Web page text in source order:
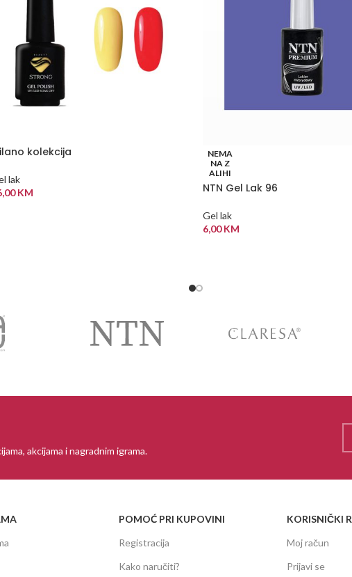
kolekcija
lak
KM
NEMA
NA Z
ALIHI
NTN Gel Lak 96
Gel lak
6,00KM
akcijama i nagradnim igrama.
POMOĆ PRI KUPOVINI
Registracija
Kako naručiti?
KORISNIČKI
Moj račun
Prijavi se